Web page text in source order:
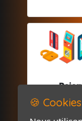
🍪